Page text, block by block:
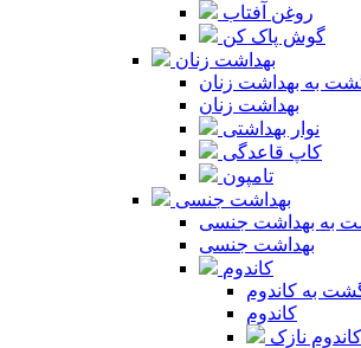
روغن آفتاب
گوش پاک کن
بهداشت زنان
به بهداشت زنان
بهداشت زنان
نوار بهداشتی
کاپ قاعدگی
تامپون
بهداشت جنسی
به بهداشت جنسی
بهداشت جنسی
کاندوم
به کاندوم
کاندوم
کاندوم نازک